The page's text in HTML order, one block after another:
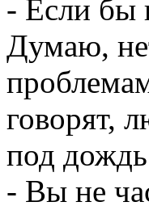
- Если бы
Думаю,
говорят,
под дождь
- Вы не